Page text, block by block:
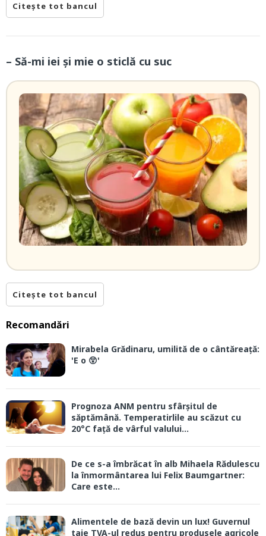
Citește tot bancul
– Să-mi iei și mie o sticlă cu suc
Citește tot bancul
Recomandări
Mirabela Grădinaru, umilită de o cântăreață:
'E o 😲'
Prognoza ANM pentru sfârșitul de
săptămână. Temperatirlile au scăzut cu
20°C față de vârful valului...
De ce s-a îmbrăcat în alb Mihaela Rădulescu
la înmormântarea lui Felix Baumgartner:
Care este...
Alimentele de bază devin un lux! Guvernul
taie TVA-ul redus pentru produsele agricole